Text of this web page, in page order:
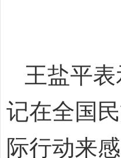
王盐平
记在全国
际行动来